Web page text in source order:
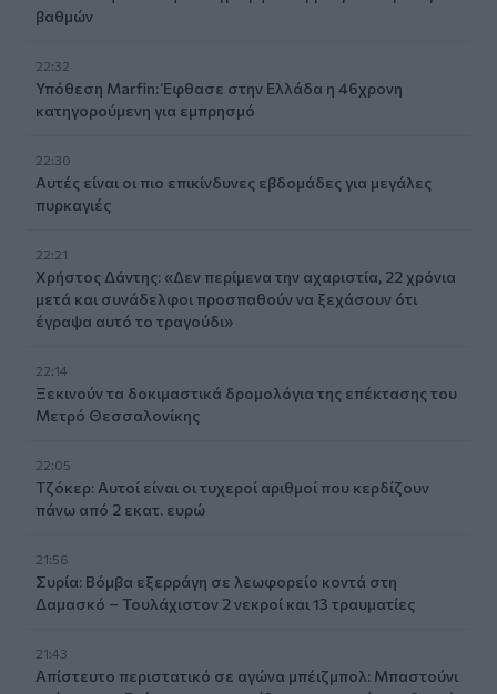
βαθμών
22:32
Υπόθεση Marfin: Έφθασε στην Ελλάδα η 46χρονη
κατηγορούμενη για εμπρησμό
22:30
Αυτές είναι οι πιο επικίνδυνες εβδομάδες για μεγάλες
πυρκαγιές
22:21
Χρήστος Δάντης: «Δεν περίμενα την αχαριστία, 22 χρόνια
μετά και συνάδελφοι προσπαθούν να ξεχάσουν ότι
έγραψα αυτό το τραγούδι»
22:14
Ξεκινούν τα δοκιμαστικά δρομολόγια της επέκτασης του
Μετρό Θεσσαλονίκης
22:05
Τζόκερ: Αυτοί είναι οι τυχεροί αριθμοί που κερδίζουν
πάνω από 2 εκατ. ευρώ
21:56
Συρία: Βόμβα εξερράγη σε λεωφορείο κοντά στη
Δαμασκό – Τουλάχιστον 2 νεκροί και 13 τραυματίες
21:43
Απίστευτο περιστατικό σε αγώνα μπέιζμπολ: Μπαστούνι